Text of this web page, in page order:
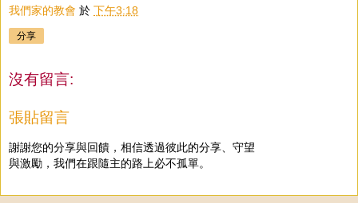
我們家的教會 於 下午3:18
分享
沒有留言:
張貼留言
謝謝您的分享與回饋，相信透過彼此的分享、守望
與激勵，我們在跟隨主的路上必不孤單。